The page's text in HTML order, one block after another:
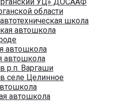
области
школа
автошкола
автошкола
автошкола
р.п. Варгаши
селе Целинное
автошкола